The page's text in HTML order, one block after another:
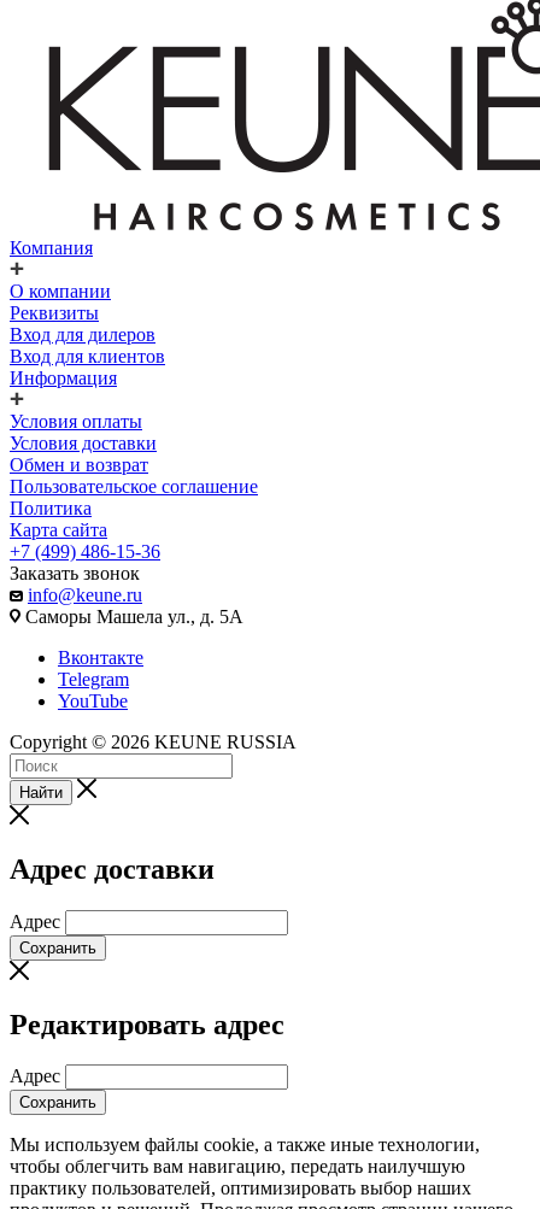
Компания
О компании
Реквизиты
Вход для дилеров
Вход для клиентов
Информация
Условия оплаты
Условия доставки
Обмен и возврат
Пользовательское соглашение
Политика
Карта сайта
+7 (499) 486-15-36
Заказать звонок
info@keune.ru
Саморы Машела ул., д. 5А
Вконтакте
Telegram
YouTube
Copyright © 2026 KEUNE RUSSIA
Найти
Адрес доставки
Адрес
Сохранить
Редактировать адрес
Адрес
Сохранить
Мы используем файлы cookie, а также иные технологии,
чтобы облегчить вам навигацию, передать наилучшую
практику пользователей, оптимизировать выбор наших